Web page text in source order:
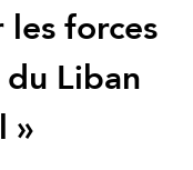
forces
Liban
»